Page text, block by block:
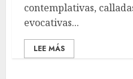
contemplativas,
evocativas...
LEE MÁS